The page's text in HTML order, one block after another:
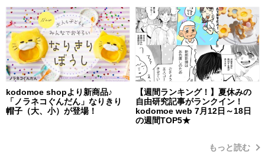
kodomoe shopより新商品♪
「ノラネコぐんだん」なりきり
帽子（大、小）が登場！
【週間ランキング！】夏休みの
自由研究記事がランクイン！
kodomoe web 7月12日～18日
の週間TOP5★
もっと読む